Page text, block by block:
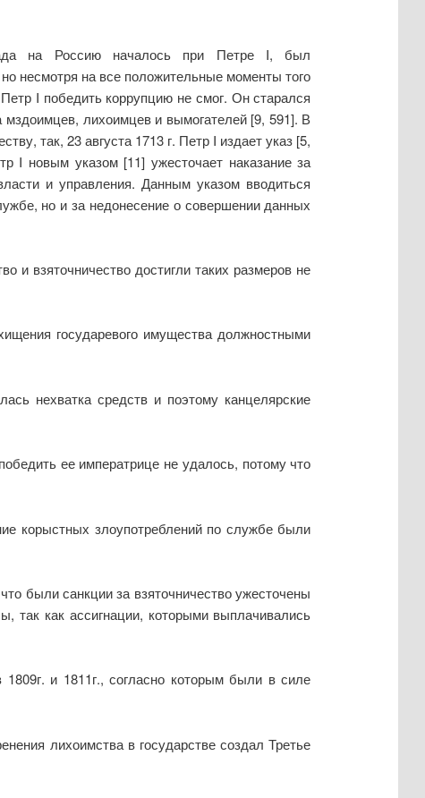
на Россию началось при Петре Ι, был
несмотря на все положительные моменты того
I победить коррупцию не смог. Он старался
мздоимцев, лихоимцев и вымогателей [9, 591]. В
так, 23 августа 1713 г. Петр I издает указ [5,
I новым указом [11] ужесточает наказание за
и управления. Данным указом вводиться
но и за недонесение о совершении данных
и взяточничество достигли таких размеров не
государевого имущества должностными
нехватка средств и поэтому канцелярские
ее императрице не удалось, потому что
корыстных злоупотреблений по службе были
были санкции за взяточничество ужесточены
так как ассигнации, которыми выплачивались
и 1811г., согласно которым были в силе
лихоимства в государстве создал Третье